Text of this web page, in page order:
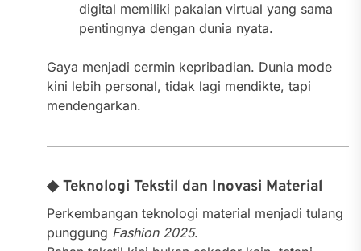
digital memiliki pakaian virtual yang sama
pentingnya dengan dunia nyata.
Gaya menjadi cermin kepribadian. Dunia mode
kini lebih personal, tidak lagi mendikte, tapi
mendengarkan.
◆ Teknologi Tekstil dan Inovasi Material
Perkembangan teknologi material menjadi tulang
punggung Fashion 2025.